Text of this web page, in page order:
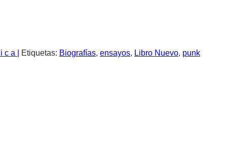
a | Etiquetas: Biografías, ensayos, Libro Nuevo, punk